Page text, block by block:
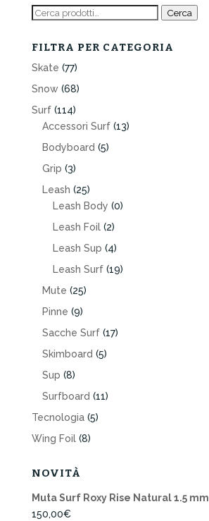
Cerca: Cerca
FILTRA PER CATEGORIA
Skate (77)
Snow (68)
Surf (114)
Accessori Surf (13)
Bodyboard (5)
Grip (3)
Leash (25)
Leash Body (0)
Leash Foil (2)
Leash Sup (4)
Leash Surf (19)
Mute (25)
Pinne (9)
Sacche Surf (17)
Skimboard (5)
Sup (8)
Surfboard (11)
Tecnologia (5)
Wing Foil (8)
NOVITÀ
Muta Surf Roxy Rise Natural 1.5 mm
150,00€